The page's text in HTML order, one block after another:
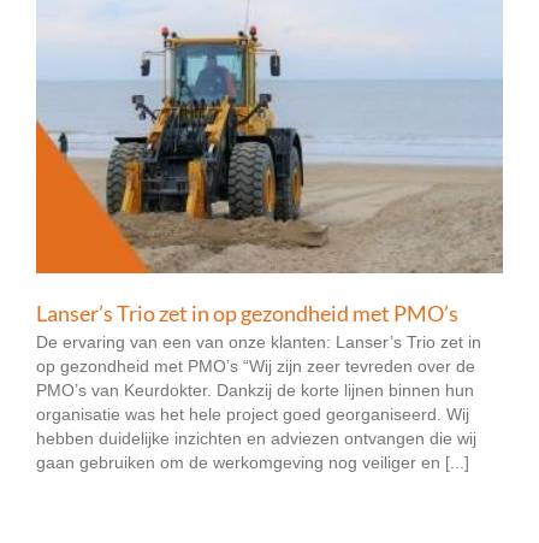
Lanser’s Trio zet in op gezondheid met PMO’s
De ervaring van een van onze klanten: Lanser’s Trio zet in
op gezondheid met PMO’s “Wij zijn zeer tevreden over de
PMO’s van Keurdokter. Dankzij de korte lijnen binnen hun
organisatie was het hele project goed georganiseerd. Wij
hebben duidelijke inzichten en adviezen ontvangen die wij
gaan gebruiken om de werkomgeving nog veiliger en [...]